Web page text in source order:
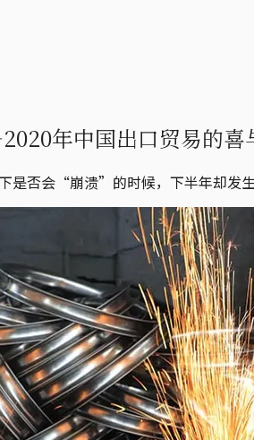
年中国出口贸易的喜
是否会“崩溃”的时候，下半年却发